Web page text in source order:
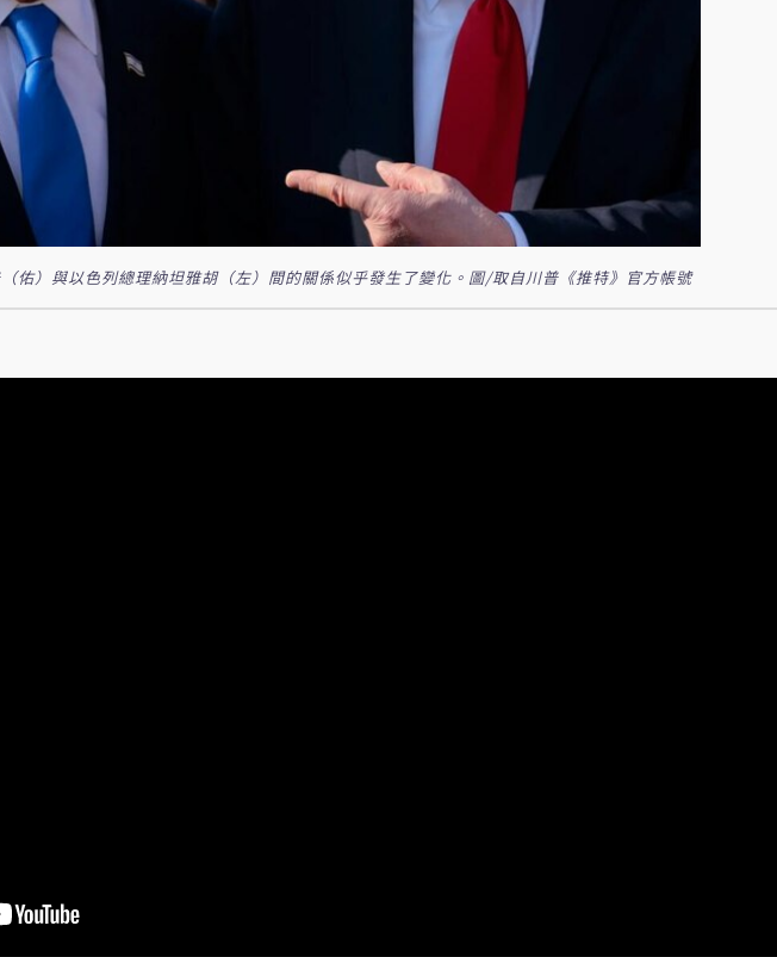
佑）與以色列總理納坦雅胡（左）間的關係似乎發生了變化。圖/取自川普《推特》官方帳號